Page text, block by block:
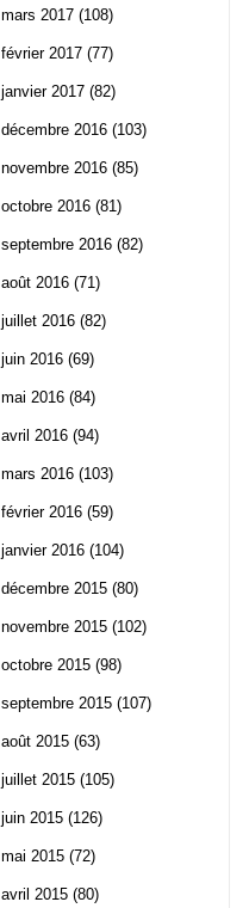
mars 2017 (108)
février 2017 (77)
janvier 2017 (82)
décembre 2016 (103)
novembre 2016 (85)
octobre 2016 (81)
septembre 2016 (82)
août 2016 (71)
juillet 2016 (82)
juin 2016 (69)
mai 2016 (84)
avril 2016 (94)
mars 2016 (103)
février 2016 (59)
janvier 2016 (104)
décembre 2015 (80)
novembre 2015 (102)
octobre 2015 (98)
septembre 2015 (107)
août 2015 (63)
juillet 2015 (105)
juin 2015 (126)
mai 2015 (72)
avril 2015 (80)